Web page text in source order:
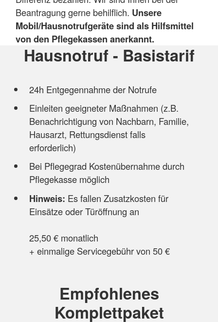
Beantragung gerne behilflich. Unsere
Mobil/Hausnotrufgeräte sind als Hilfsmittel
von den Pflegekassen anerkannt.
Hausnotruf - Basistarif
24h Entgegennahme der Notrufe
Einleiten geeigneter Maßnahmen (z.B.
Benachrichtigung von Nachbarn, Familie,
Hausarzt, Rettungsdienst falls
erforderlich)
Bei Pflegegrad Kostenübernahme durch
Pflegekasse möglich
Hinweis: Es fallen Zusatzkosten für
Einsätze oder Türöffnung an
25,50 € monatlich
+ einmalige Servicegebühr von 50 €
Empfohlenes
Komplettpaket